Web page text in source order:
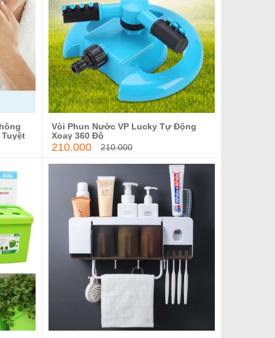
Thêm vào giỏ hàng
Vòi Phun Nước VP Lucky Tự Động
Xoay 360 Độ
210.000 210.000